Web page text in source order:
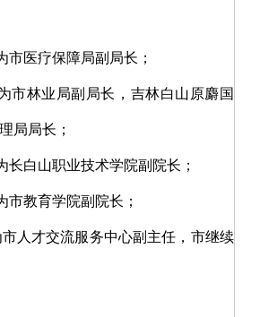
市医疗保障局副局长；
市林业局副局长，吉林白山原麝国
局局长；
长白山职业技术学院副院长；
市教育学院副院长；
人才交流服务中心副主任，市继续